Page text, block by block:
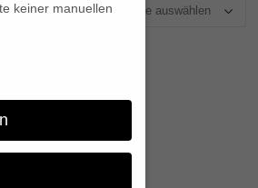
keiner manuellen